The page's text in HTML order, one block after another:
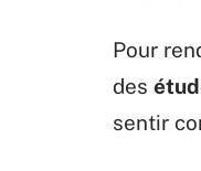
Pour
des
sentir